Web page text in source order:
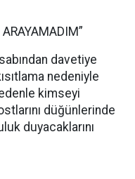
davetiye
nedeniyle
kimseyi
düğünlerinde
duyacaklarını